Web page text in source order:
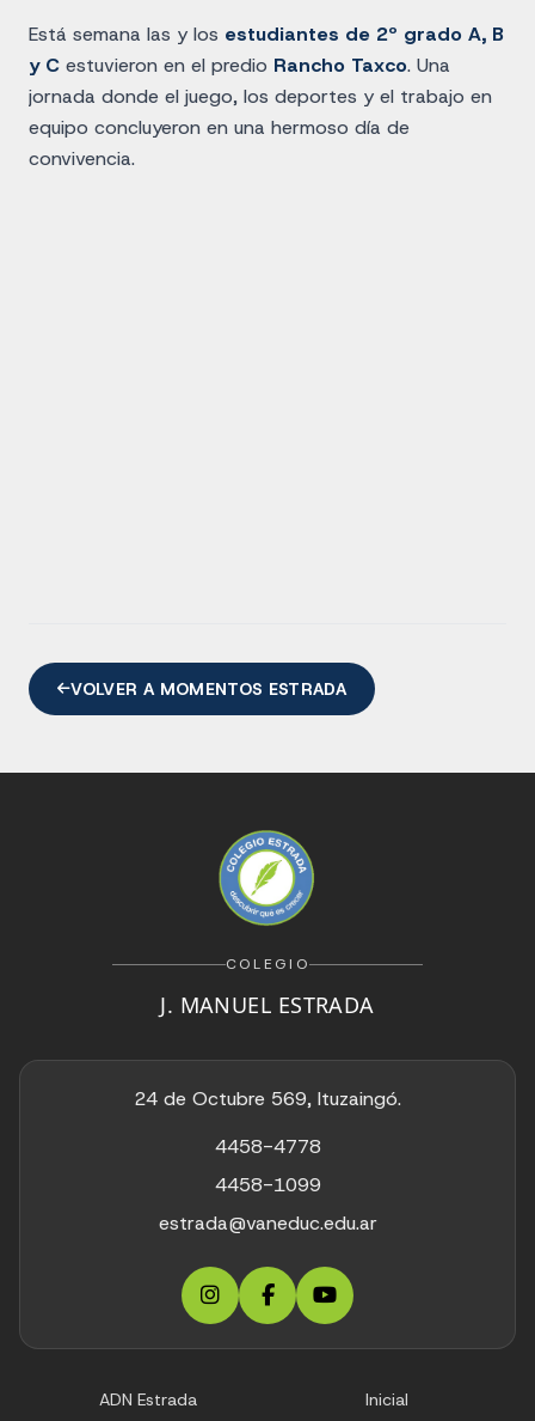
Está semana las y los estudiantes de 2º grado A, B
y C estuvieron en el predio Rancho Taxco. Una
jornada donde el juego, los deportes y el trabajo en
equipo concluyeron en una hermoso día de
convivencia.
VOLVER A MOMENTOS ESTRADA
COLEGIO
J. MANUEL ESTRADA
24 de Octubre 569, Ituzaingó.
4458-4778
4458-1099
estrada@vaneduc.edu.ar
ADN Estrada Inicial